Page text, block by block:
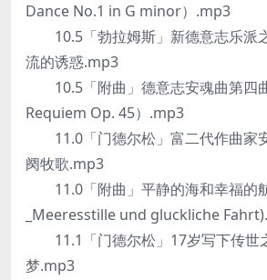
Dance No.1 in G minor）.mp3
10.5「勃拉姆斯」新德意志乐派
流的诱惑.mp3
10.5「附曲」德意志安魂曲第四
Requiem Op. 45）.mp3
11.0「门德尔松」富二代作曲家
阕牧歌.mp3
11.0「附曲」平静的海和幸福的
_Meeresstille und gluckliche
11.1「门德尔松」17岁写下传世
梦.mp3